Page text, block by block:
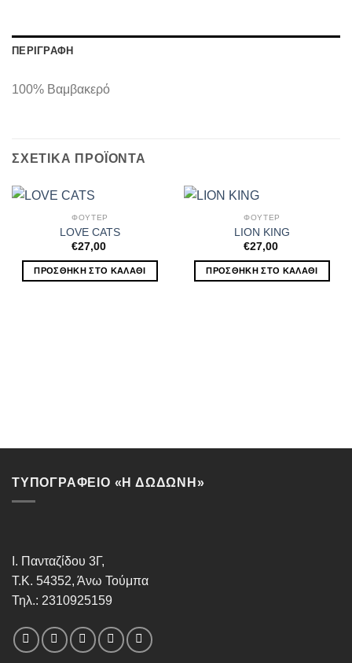
ΠΕΡΙΓΡΑΦΉ
100% Βαμβακερό
ΣΧΕΤΙΚΆ ΠΡΟΪΌΝΤΑ
ΦΟΥΤΕΡ
LOVE CATS
€27,00
ΠΡΟΣΘΉΚΗ ΣΤΟ ΚΑΛΆΘΙ
ΦΟΥΤΕΡ
LION KING
€27,00
ΠΡΟΣΘΉΚΗ ΣΤΟ ΚΑΛΆΘΙ
ΤΥΠΟΓΡΑΦΕΙΟ «Η ΔΩΔΩΝΗ»
Ι. Πανταζίδου 3Γ,
Τ.Κ. 54352, Άνω Τούμπα
Τηλ.: 2310925159